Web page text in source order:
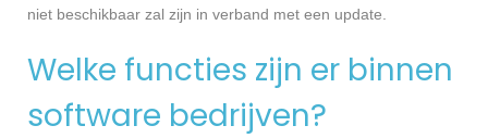
niet beschikbaar zal zijn in verband met een update.
Welke functies zijn er binnen
software bedrijven?